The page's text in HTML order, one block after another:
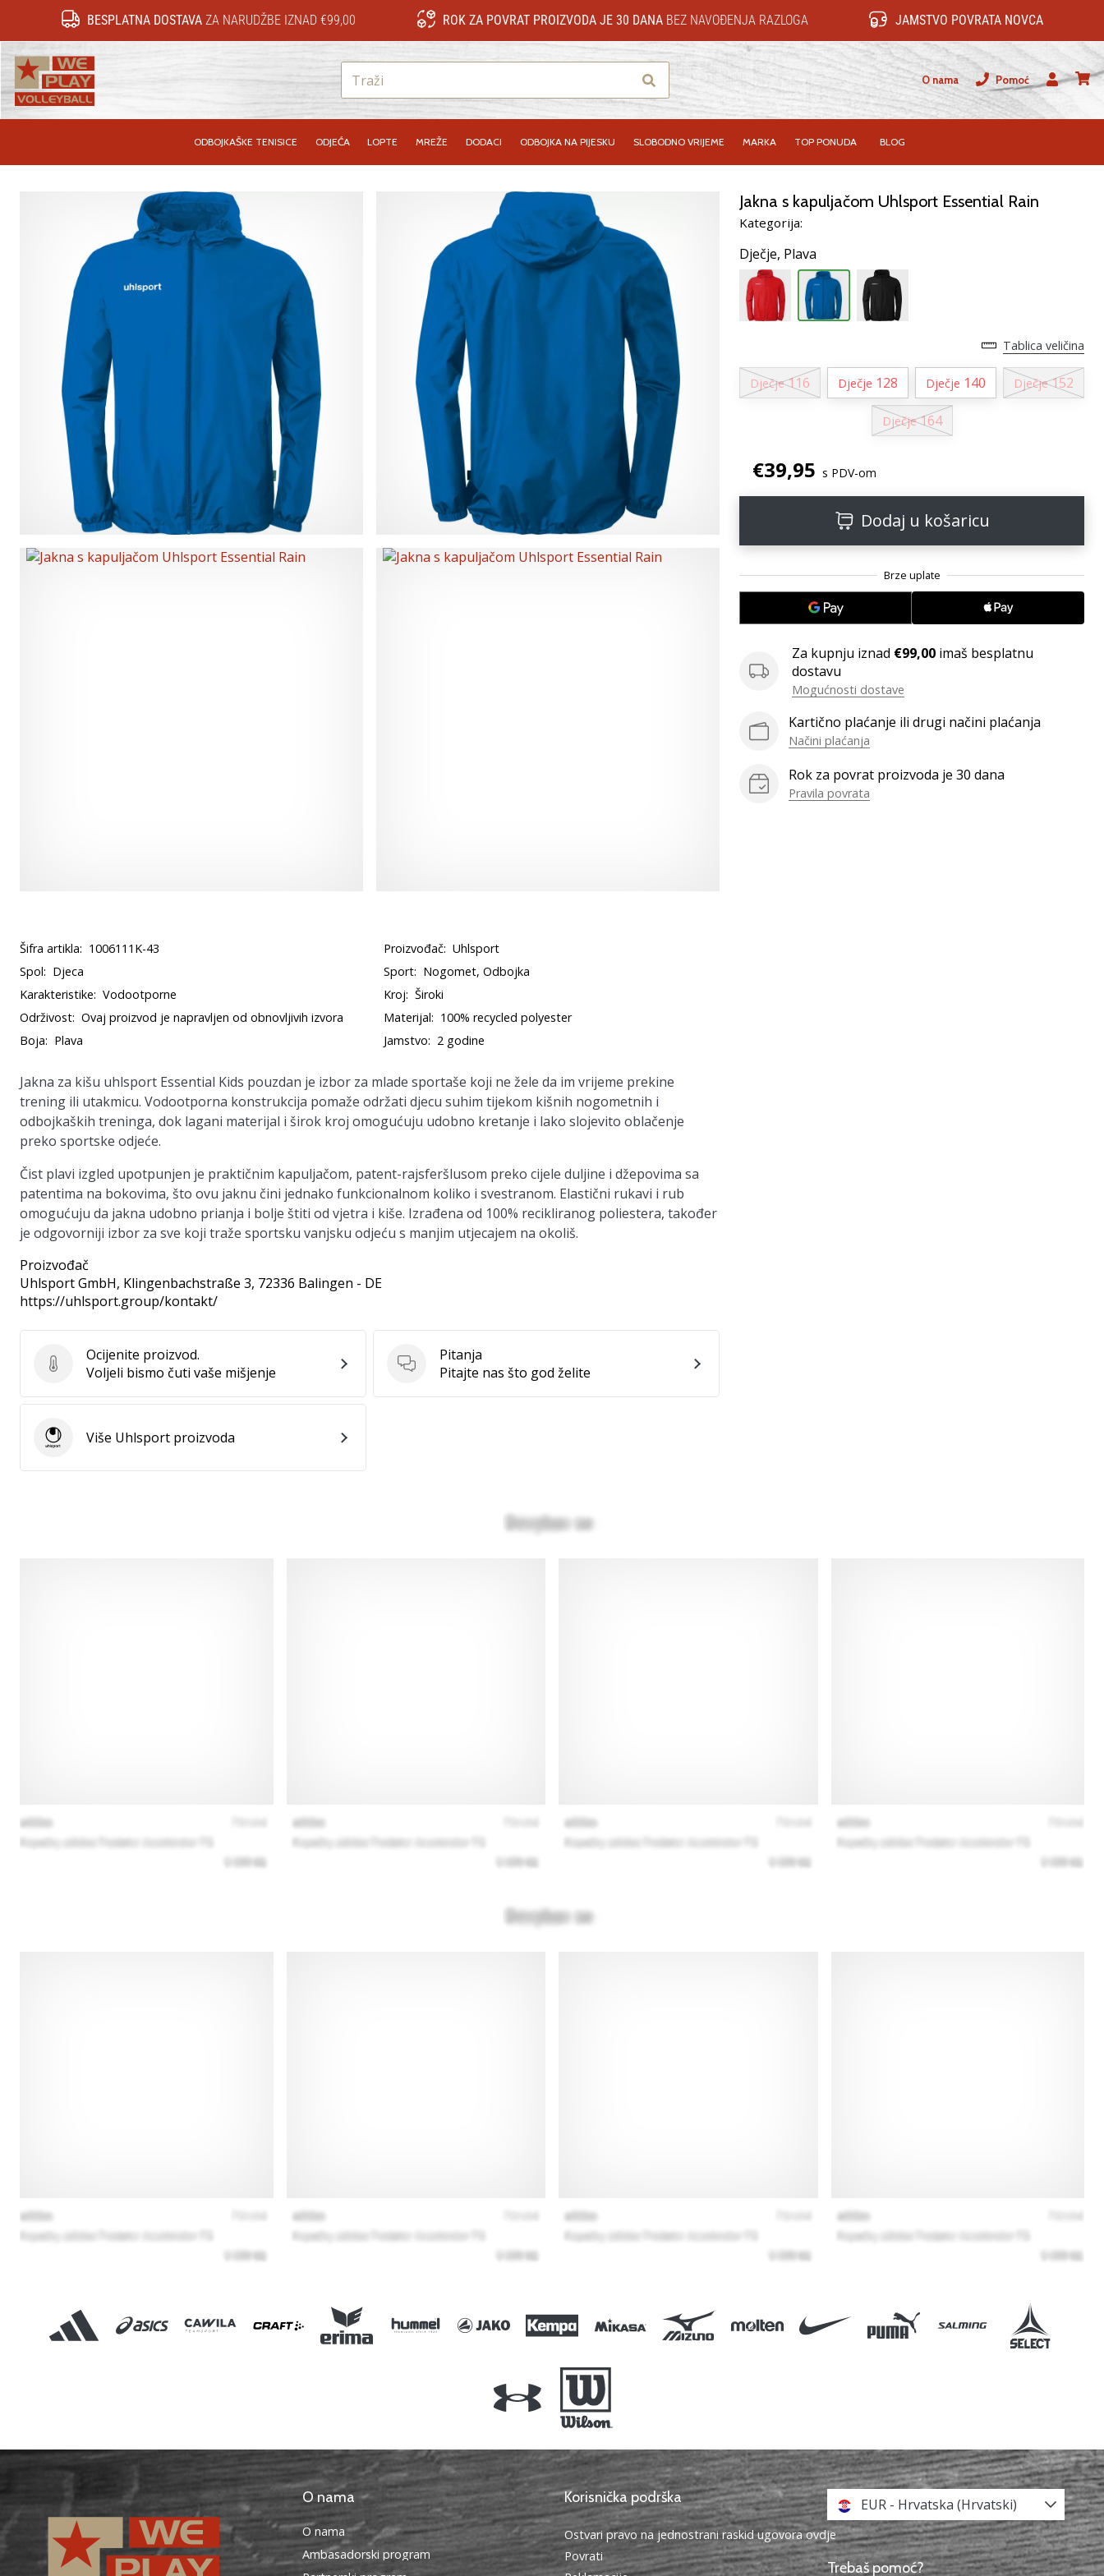
BESPLATNA DOSTAVAZA NARUDŽBE IZNAD €99,00 ROK ZA POVRAT PROIZVODA JE 30 DANABEZ NAVOĐENJA RAZLOGA JAMSTVO POVRATA NOVCA
O nama
Pomoć
Korisnik
ODBOJKAŠKE TENISICE ODJEĆA LOPTE MREŽE DODACI ODBOJKA NA PIJESKU SLOBODNO VRIJEME MARKA TOP PONUDA BLOG
Jakna s kapuljačom Uhlsport Essential Rain
Kategorija:
Dječje, Plava
Tablica veličina
Dječje 116 Dječje 128 Dječje 140 Dječje 152
Dječje 164
€39,95 s PDV-om
Dodaj u košaricu
Za kupnju iznad €99,00 imaš besplatnu
dostavu
Mogućnosti dostave
Kartično plaćanje ili drugi načini plaćanja
Načini plaćanja
Rok za povrat proizvoda je 30 dana
Pravila povrata
Šifra artikla: 1006111K-43 Proizvođač: Uhlsport
Spol: Djeca Sport: Nogomet, Odbojka
Karakteristike: Vodootporne Kroj: Široki
Održivost: Ovaj proizvod je napravljen od obnovljivih izvora Materijal: 100% recycled polyester
Boja: Plava Jamstvo: 2 godine
Jakna za kišu uhlsport Essential Kids pouzdan je izbor za mlade sportaše koji ne žele da im vrijeme prekine
trening ili utakmicu. Vodootporna konstrukcija pomaže održati djecu suhim tijekom kišnih nogometnih i
odbojkaških treninga, dok lagani materijal i širok kroj omogućuju udobno kretanje i lako slojevito oblačenje
preko sportske odjeće.
Čist plavi izgled upotpunjen je praktičnim kapuljačom, patent-rajsferšlusom preko cijele duljine i džepovima sa
patentima na bokovima, što ovu jaknu čini jednako funkcionalnom koliko i svestranom. Elastični rukavi i rub
omogućuju da jakna udobno prianja i bolje štiti od vjetra i kiše. Izrađena od 100% recikliranog poliestera, također
je odgovorniji izbor za sve koji traže sportsku vanjsku odjeću s manjim utjecajem na okoliš.
Proizvođač
Uhlsport GmbH, Klingenbachstraße 3, 72336 Balingen - DE
https://uhlsport.group/kontakt/
Ocijenite proizvod.
Ocijenite proizvod.
Voljeli bismo čuti vaše mišjenje
Pitanja
Pitanja
Pitajte nas što god želite
UhlsportViše Uhlsport proizvoda
O nama
O nama
Ambasadorski program
Korisnička podrška
Ostvari pravo na jednostrani raskid ugovora ovdje
Povrati
EUR - Hrvatska (Hrvatski)
Trebaš pomoć?